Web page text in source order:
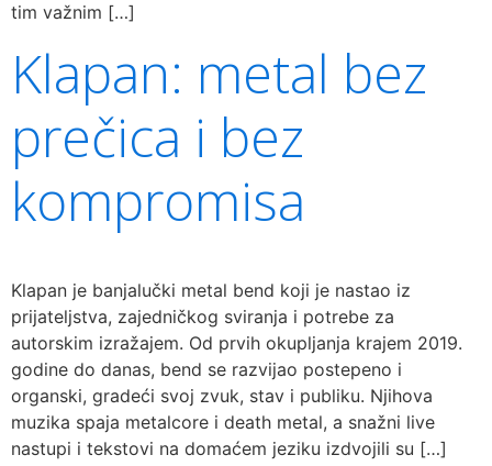
tim važnim […]
Klapan: metal bez
prečica i bez
kompromisa
Klapan je banjalučki metal bend koji je nastao iz
prijateljstva, zajedničkog sviranja i potrebe za
autorskim izražajem. Od prvih okupljanja krajem 2019.
godine do danas, bend se razvijao postepeno i
organski, gradeći svoj zvuk, stav i publiku. Njihova
muzika spaja metalcore i death metal, a snažni live
nastupi i tekstovi na domaćem jeziku izdvojili su […]